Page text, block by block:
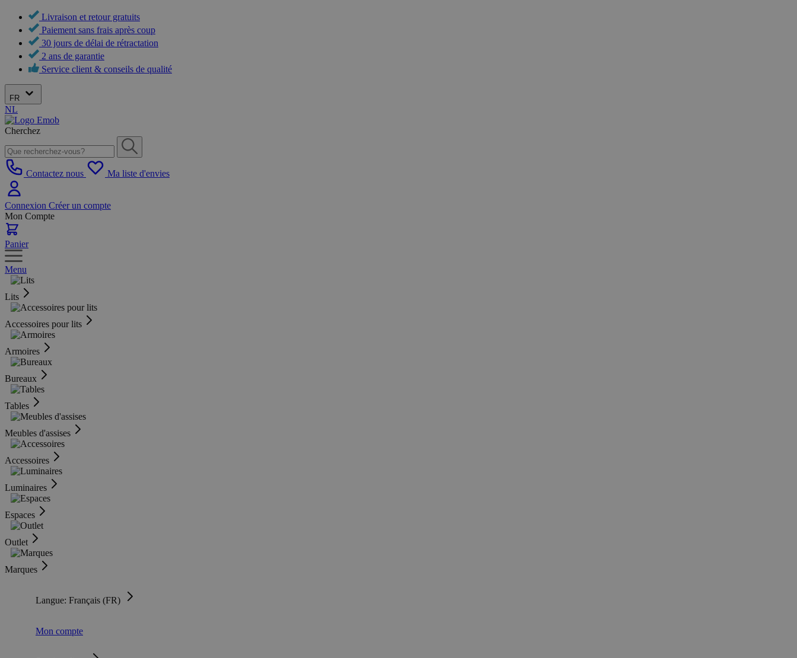
Livraison et retour gratuits
Paiement sans frais après coup
30 jours de délai de rétractation
2 ans de garantie
Service client & conseils de qualité
FR
NL
Cherchez
Contactez nous Ma liste d'envies
Connexion Créer un compte
Mon Compte
Panier
Menu
Lits
Accessoires pour lits
Armoires
Bureaux
Tables
Meubles d'assises
Accessoires
Luminaires
Espaces
Outlet
Marques
Langue: Français (FR)
Mon compte